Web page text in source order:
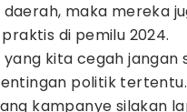
maka mereka
di pemilu 2024.
kita cegah
politik
kampanye silakan